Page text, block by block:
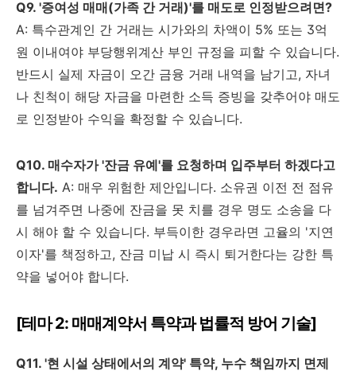
Q9. '증여성 매매(가족 간 거래)'를 매도로 인정받으려면?
A: 특수관계인 간 거래는 시가와의 차액이 5% 또는 3억
원 이내여야 부당행위계산 부인 규정을 피할 수 있습니다.
반드시 실제 자금이 오간 금융 거래 내역을 남기고, 자녀
나 친척이 해당 자금을 마련한 소득 증빙을 갖추어야 매도
로 인정받아 수익을 확정할 수 있습니다.
Q10. 매수자가 '잔금 유예'를 요청하며 입주부터 하겠다고
합니다. A: 매우 위험한 제안입니다. 소유권 이전 전 점유
를 넘겨주면 나중에 잔금을 못 치를 경우 명도 소송을 다
시 해야 할 수 있습니다. 부득이한 경우라면 고율의 '지연
이자'를 책정하고, 잔금 미납 시 즉시 퇴거한다는 강한 특
약을 넣어야 합니다.
[테마 2: 매매계약서 특약과 법률적 방어 기술]
Q11. '현 시설 상태에서의 계약' 특약, 누수 책임까지 면제